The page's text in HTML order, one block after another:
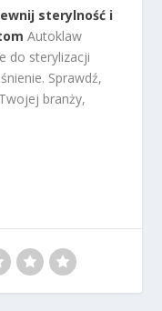
sterylność i
Autoklaw
do sterylizacji
Sprawdź,
branży,